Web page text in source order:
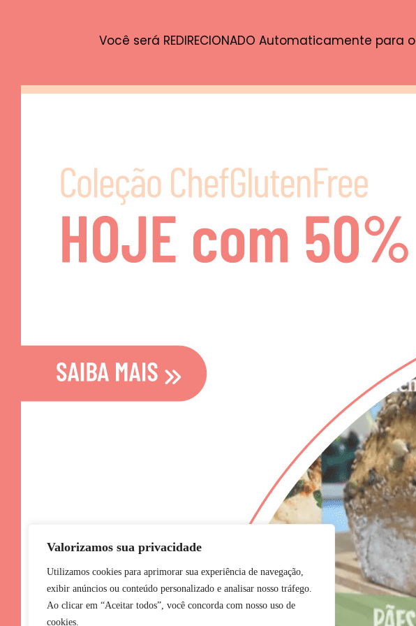
Valorizamos sua privacidade
Utilizamos cookies para aprimorar sua experiência de navegação,
exibir anúncios ou conteúdo personalizado e analisar nosso tráfego.
Ao clicar em “Aceitar todos”, você concorda com nosso uso de
cookies.
Você será REDIRECIONADO Automaticamente para o